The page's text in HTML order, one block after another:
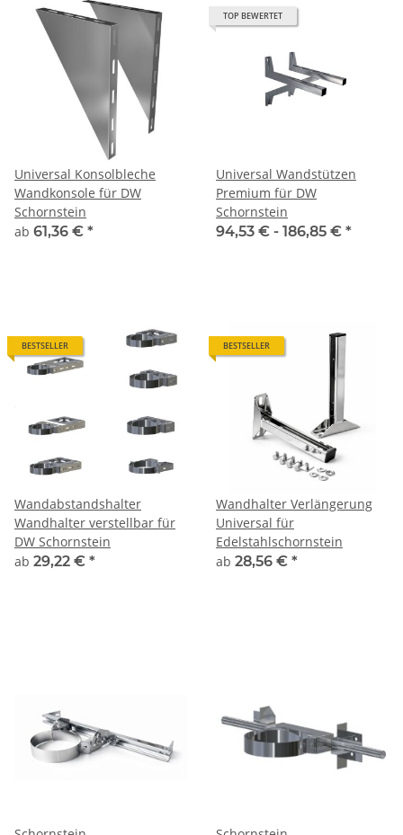
Universal Konsolbleche
Wandkonsole für DW
Schornstein
ab 61,36 € *
TOP BEWERTET
Universal Wandstützen
Premium für DW
Schornstein
94,53 € - 186,85 € *
BESTSELLER
Wandabstandshalter
Wandhalter verstellbar für
DW Schornstein
ab 29,22 € *
BESTSELLER
Wandhalter Verlängerung
Universal für
Edelstahlschornstein
ab 28,56 € *